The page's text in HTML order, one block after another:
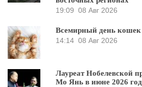
19:09 08 Авг 2026
Всемирный день кошек
14:14 08 Авг 2026
Лауреат Нобелевской
Мо Янь в июне 2026